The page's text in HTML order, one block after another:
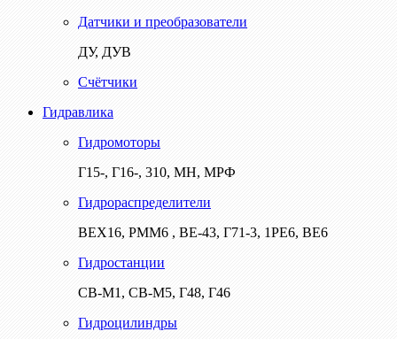
Датчики и преобразователи
ДУ, ДУВ
Счётчики
Гидравлика
Гидромоторы
Г15-, Г16-, 310, МН, МРФ
Гидрораспределители
ВЕХ16, РММ6 , ВЕ-43, Г71-3, 1РЕ6, ВЕ6
Гидростанции
СВ-М1, СВ-М5, Г48, Г46
Гидроцилиндры